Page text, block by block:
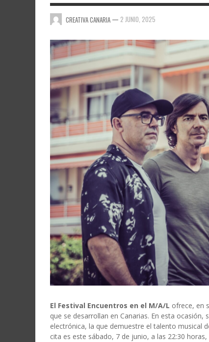
CREATIVA CANARIA — 2 JUNIO, 2025
El Festival Encuentros en el M/A/L ofrece, en
que se desarrollan en Canarias. En esta ocasión,
electrónica, la que demuestre el talento musical
cita es este sábado, 7 de junio, a las 22:30